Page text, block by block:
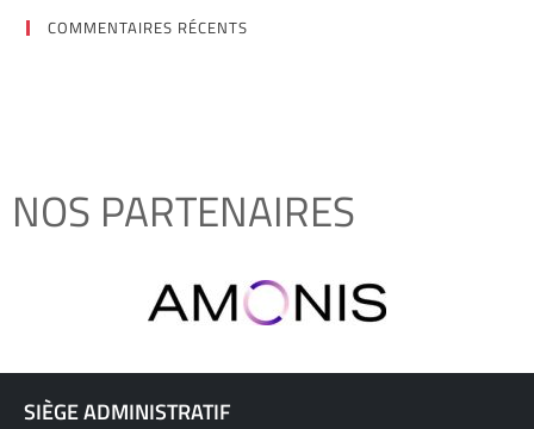
COMMENTAIRES RÉCENTS
NOS PARTENAIRES
SIÈGE ADMINISTRATIF